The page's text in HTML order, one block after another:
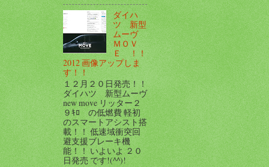
ダイハ
ツ 新型
ムーヴ
ＭＯＶ
Ｅ ！！
2012 画像アップしま
す！！
１２月２０日発売！！
ダイハツ 新型ムーヴ
new move リッター２
９ｷﾛ の低燃費 軽初
のスマートアシスト搭
載！！ 低速域衝突回
避支援ブレーキ機
能！！ いよいよ ２０
日発売 です!(^^)!